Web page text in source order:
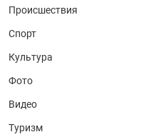
Происшествия
Спорт
Культура
Фото
Видео
Туризм